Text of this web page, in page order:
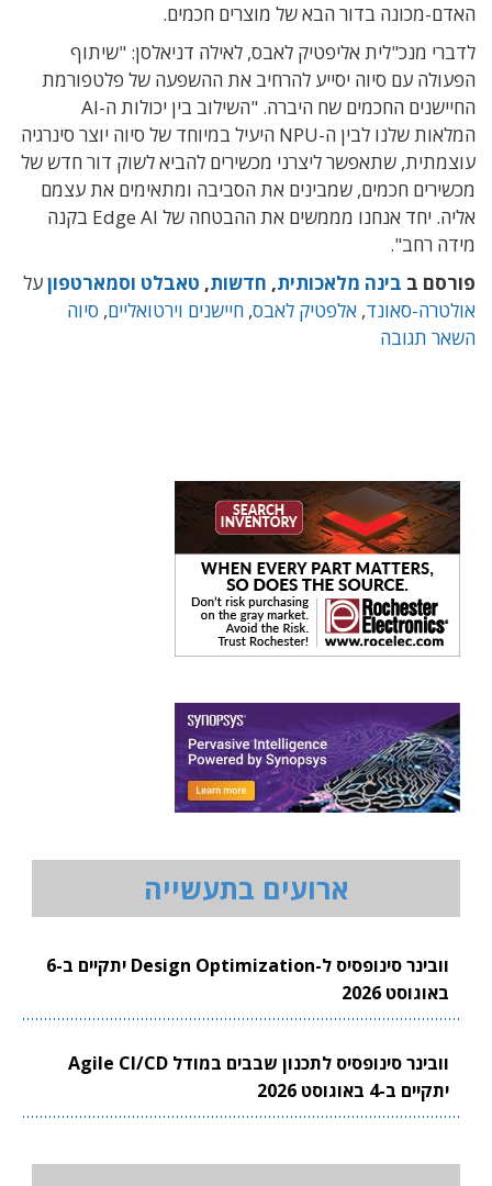
האדם-מכונה בדור הבא של מוצרים חכמים.
לדברי מנכ"לית אליפטיק לאבס, לאילה דניאלסן: "שיתוף
הפעולה עם סיוה יסייע להרחיב את ההשפעה של פלטפורמת
החיישנים החכמים שח היברה. "השילוב בין יכולות ה-AI
המלאות שלנו לבין ה-NPU היעיל במיוחד של סיוה יוצר סינרגיה
עוצמתית, שתאפשר ליצרני מכשירים להביא לשוק דור חדש של
מכשירים חכמים, שמבינים את הסביבה ומתאימים את עצמם
אליה. יחד אנחנו מממשים את ההבטחה של Edge AI בקנה
מידה רחב".
פורסם ב בינה מלאכותית, חדשות, טאבלט וסמארטפוןעל
אולטרה-סאונד, אלפטיק לאבס, חיישנים וירטואליים, סיוה
השאר תגובה
ארועים בתעשייה
וובינר סינופסיס ל-Design Optimization יתקיים ב-6
באוגוסט 2026
וובינר סינופסיס לתכנון שבבים במודל Agile CI/CD
יתקיים ב-4 באוגוסט 2026